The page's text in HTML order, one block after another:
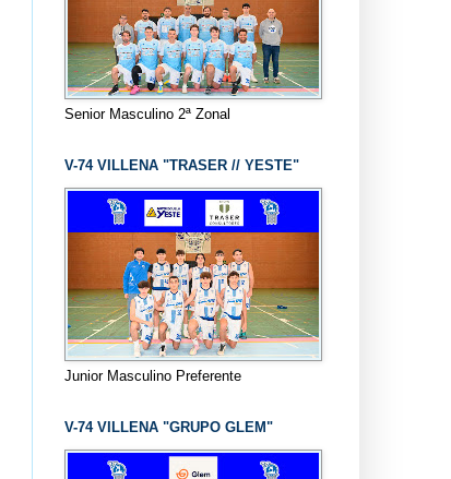
Senior Masculino 2ª Zonal
V-74 VILLENA "TRASER // YESTE"
Junior Masculino Preferente
V-74 VILLENA "GRUPO GLEM"